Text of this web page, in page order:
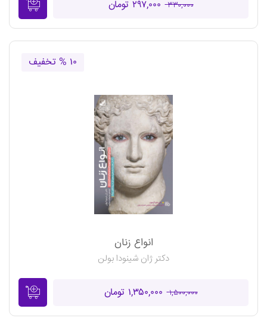
۳۳۰,۰۰۰ ۲۹۷,۰۰۰ تومان
۱۰ % تخفیف
انواع زنان
دکتر ژان شینودا بولن
۱,۵۰۰,۰۰۰ ۱,۳۵۰,۰۰۰ تومان